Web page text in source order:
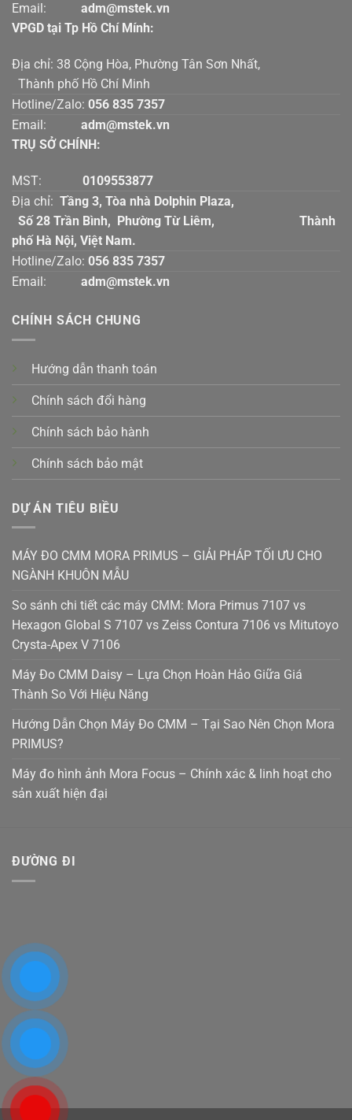
Email:
adm@mstek.vn
VPGD tại Tp Hồ Chí Mính:
Địa chỉ: 38 Cộng Hòa, Phường Tân Sơn Nhất,
Thành phố Hồ Chí Minh
Hotline/Zalo: 056 835 7357
Email:
adm@mstek.vn
TRỤ SỞ CHÍNH:
MST: 0109553877
Địa chỉ: Tầng 3, Tòa nhà Dolphin Plaza,
Số 28 Trần Bình, Phường Từ Liêm, Thành
phố Hà Nội, Việt Nam.
Hotline/Zalo: 056 835 7357
Email:
adm@mstek.vn
CHÍNH SÁCH CHUNG
Hướng dẫn thanh toán
Chính sách đổi hàng
Chính sách bảo hành
Chính sách bảo mật
DỰ ÁN TIÊU BIỀU
MÁY ĐO CMM MORA PRIMUS – GIẢI PHÁP TỐI ƯU CHO
NGÀNH KHUÔN MẪU
So sánh chi tiết các máy CMM: Mora Primus 7107 vs
Hexagon Global S 7107 vs Zeiss Contura 7106 vs Mitutoyo
Crysta-Apex V 7106
Máy Đo CMM Daisy – Lựa Chọn Hoàn Hảo Giữa Giá
Thành So Với Hiệu Năng
Hướng Dẫn Chọn Máy Đo CMM – Tại Sao Nên Chọn Mora
PRIMUS?
Máy đo hình ảnh Mora Focus – Chính xác & linh hoạt cho
sản xuất hiện đại
ĐƯỜNG ĐI